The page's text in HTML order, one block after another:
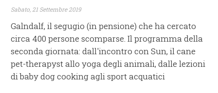
Sabato, 21 Settembre 2019
Galndalf, il segugio (in pensione) che ha cercato
circa 400 persone scomparse. Il programma della
seconda giornata: dall'incontro con Sun, il cane
pet-therapyst allo yoga degli animali, dalle lezioni
di baby dog cooking agli sport acquatici